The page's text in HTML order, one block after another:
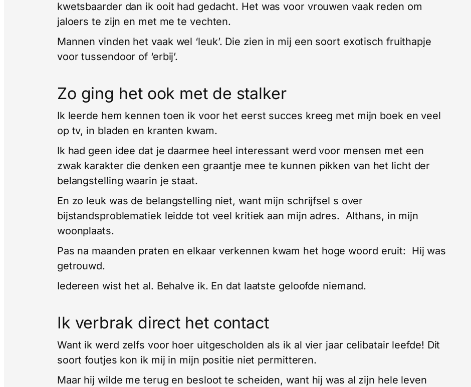
kwetsbaarder dan ik ooit had gedacht. Het was voor vrouwen vaak reden om
jaloers te zijn en met me te vechten.
Mannen vinden het vaak wel ‘leuk’. Die zien in mij een soort exotisch fruithapje
voor tussendoor of ‘erbij’.
Zo ging het ook met de stalker
Ik leerde hem kennen toen ik voor het eerst succes kreeg met mijn boek en veel
op tv, in bladen en kranten kwam.
Ik had geen idee dat je daarmee heel interessant werd voor mensen met een
zwak karakter die denken een graantje mee te kunnen pikken van het licht der
belangstelling waarin je staat.
En zo leuk was de belangstelling niet, want mijn schrijfsel s over
bijstandsproblematiek leidde tot veel kritiek aan mijn adres. Althans, in mijn
woonplaats.
Pas na maanden praten en elkaar verkennen kwam het hoge woord eruit: Hij was
getrouwd.
Iedereen wist het al. Behalve ik. En dat laatste geloofde niemand.
Ik verbrak direct het contact
Want ik werd zelfs voor hoer uitgescholden als ik al vier jaar celibatair leefde! Dit
soort foutjes kon ik mij in mijn positie niet permitteren.
Maar hij wilde me terug en besloot te scheiden, want hij was al zijn hele leven